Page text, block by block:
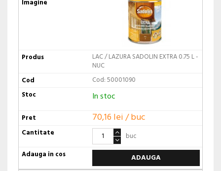
LAC / LAZURA SADOLIN EXTRA 0.75 L -
NUC
Cod: 50001090
In stoc
70,16 lei / buc
buc
ADAUGA